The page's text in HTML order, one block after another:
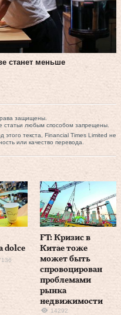
станет меньше
защищены.
статьи любым способом запрещены.
этого текста, Financial Times Limited не
или качество перевода.
dolce
FT: Кризис в
Китае тоже
может быть
спровоцирован
проблемами
рынка
недвижимости
14292